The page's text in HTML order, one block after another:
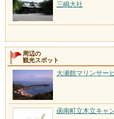
三嶋大社
周辺の
観光スポット
大瀬館マリンサー
函南町立木立キャ